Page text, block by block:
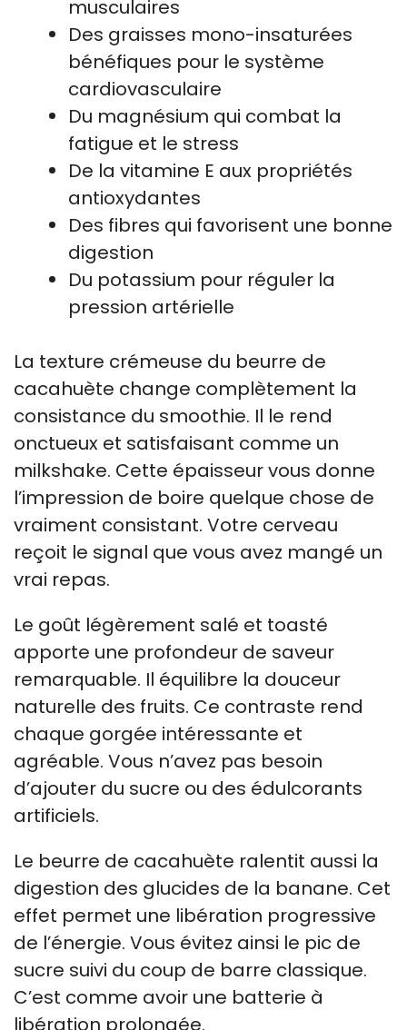
musculaires
Des graisses mono-insaturées
bénéfiques pour le système
cardiovasculaire
Du magnésium qui combat la
fatigue et le stress
De la vitamine E aux propriétés
antioxydantes
Des fibres qui favorisent une bonne
digestion
Du potassium pour réguler la
pression artérielle
La texture crémeuse du beurre de
cacahuète change complètement la
consistance du smoothie. Il le rend
onctueux et satisfaisant comme un
milkshake. Cette épaisseur vous donne
l’impression de boire quelque chose de
vraiment consistant. Votre cerveau
reçoit le signal que vous avez mangé un
vrai repas.
Le goût légèrement salé et toasté
apporte une profondeur de saveur
remarquable. Il équilibre la douceur
naturelle des fruits. Ce contraste rend
chaque gorgée intéressante et
agréable. Vous n’avez pas besoin
d’ajouter du sucre ou des édulcorants
artificiels.
Le beurre de cacahuète ralentit aussi la
digestion des glucides de la banane. Cet
effet permet une libération progressive
de l’énergie. Vous évitez ainsi le pic de
sucre suivi du coup de barre classique.
C’est comme avoir une batterie à
libération prolongée.